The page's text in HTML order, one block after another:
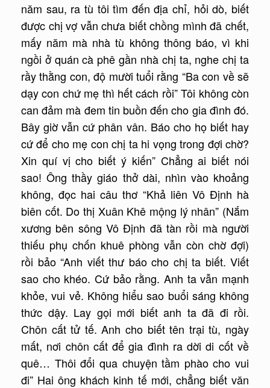
năm sau, ra tù tôi tìm đến địa chỉ, hỏi dò, biết
được chị vợ vẫn chưa biết chồng mình đã chết,
mấy năm mà nhà tù không thông báo, vì khi
ngồi ở quán cà phê gần nhà chị ta, nghe chị ta
rầy thằng con, độ mười tuổi rằng “Ba con về sẽ
dạy con chứ mẹ thì hết cách rồi” Tôi không còn
can đảm mà đem tin buồn đến cho gia đình đó.
Bây giờ vẫn cứ phân vân. Báo cho họ biết hay
cứ để cho mẹ con chị ta hi vọng trong đợi chờ?
Xin quí vị cho biết ý kiến” Chẳng ai biết nói
sao! Ông thầy giáo thở dài, nhìn vào khoảng
không, đọc hai câu thơ “Khả liên Vô Ðịnh hà
biên cốt. Do thị Xuân Khê mộng lý nhân” (Nắm
xương bên sông Vô Ðịnh đã tàn rồi mà người
thiếu phụ chốn khuê phòng vẫn còn chờ đợi)
rồi bảo “Anh viết thư báo cho chị ta biết. Viết
sao cho khéo. Cứ bảo rằng. Anh ta vẫn mạnh
khỏe, vui vẻ. Không hiểu sao buổi sáng không
thức dậy. Lay gọi mới biết anh ta đã đi rồi.
Chôn cất tử tế. Anh cho biết tên trại tù, ngày
mất, nơi chôn cất để gia đình ra dời di cốt về
quê… Thôi đổi qua chuyện tầm phào cho vui
đi” Hai ông khách kinh tế mới, chẳng biết văn